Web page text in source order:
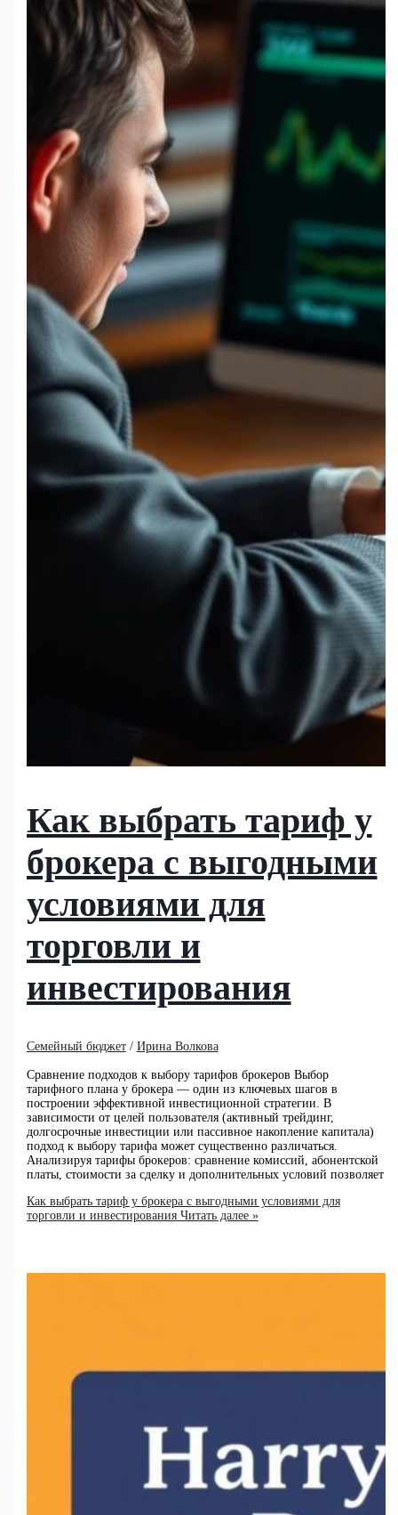
Как выбрать тариф у
брокера с выгодными
условиями для
торговли и
инвестирования
Семейный бюджет/ Ирина Волкова
Сравнение подходов к выбору тарифов брокеров Выбор
тарифного плана у брокера — один из ключевых шагов в
построении эффективной инвестиционной стратегии. В
зависимости от целей пользователя (активный трейдинг,
долгосрочные инвестиции или пассивное накопление капитала)
подход к выбору тарифа может существенно различаться.
Анализируя тарифы брокеров: сравнение комиссий, абонентской
платы, стоимости за сделку и дополнительных условий позволяет
Как выбрать тариф у брокера с выгодными условиями для
торговли и инвестированияЧитать далее »